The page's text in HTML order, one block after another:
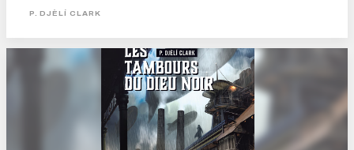
personne m’a paru justifiée et utile, d’autant plus intéressante que l’auteur...
P. DJÈLÍ CLARK